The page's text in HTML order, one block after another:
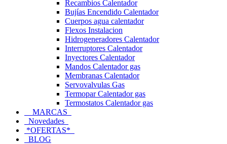
Recambios Calentador
Bujías Encendido Calentador
Cuerpos agua calentador
Flexos Instalacion
Hidrogeneradores Calentador
Interruptores Calentador
Inyectores Calentador
Mandos Calentador gas
Membranas Calentador
Servovalvulas Gas
Termopar Calentador gas
Termostatos Calentador gas
MARCAS
Novedades
*OFERTAS*
BLOG